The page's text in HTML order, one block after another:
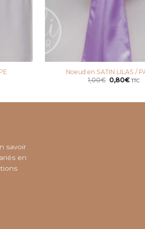
Noeud en SATIN LILAS /
1,00€ Le
prix
1,00€.
0,80€Le
TTC
savoir
en